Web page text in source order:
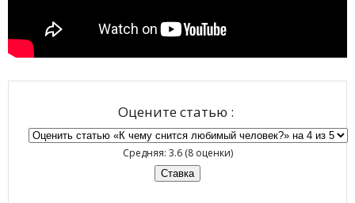
Оцените статью :
Средняя: 3.6 (8оценки)